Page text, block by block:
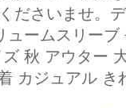
ださいませ。
ュームスリー
秋 アウター
カジュアル